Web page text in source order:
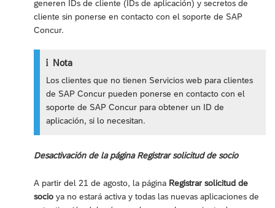
generen IDs de cliente (IDs de aplicación) y secretos de
cliente sin ponerse en contacto con el soporte de SAP
Concur.
Nota
Los clientes que no tienen Servicios web para clientes
de SAP Concur pueden ponerse en contacto con el
soporte de SAP Concur para obtener un ID de
aplicación, si lo necesitan.
Desactivación de la página Registrar solicitud de socio
A partir del 21 de agosto, la página Registrar solicitud de
socio ya no estará activa y todas las nuevas aplicaciones de